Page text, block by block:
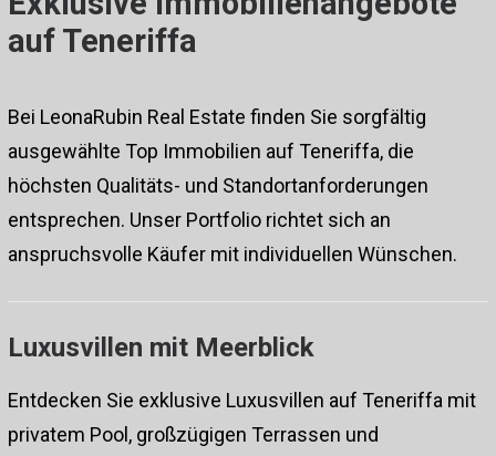
auf Teneriffa
Bei LeonaRubin Real Estate finden Sie sorgfältig
ausgewählte Top Immobilien auf Teneriffa, die
höchsten Qualitäts- und Standortanforderungen
entsprechen. Unser Portfolio richtet sich an
anspruchsvolle Käufer mit individuellen Wünschen.
Luxusvillen mit Meerblick
Entdecken Sie exklusive Luxusvillen auf Teneriffa mit
privatem Pool, großzügigen Terrassen und